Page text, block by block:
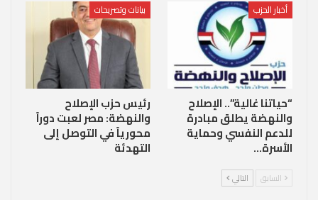
أخبار الحزب
“حياتنا غالية”.. الإصلاح
والنهضة يطلق مبادرة
للدعم النفسي وحماية
الأسرة…
بيانات وتصريحات
رئيس حزب الإصلاح
والنهضة: مصر لعبت دوراً
محورياً في التوصل إلى
التهدئة
السابق التالي